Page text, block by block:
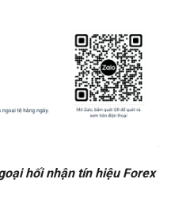
hối nhận tín hiệu Forex